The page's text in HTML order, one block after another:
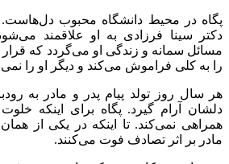
پگاه در محیط دانشگاه محبوب دل‌هاست.
دکتر سینا فرزادی به او علاقمند
مسائل سمانه و زندگی او می‌گردد که قرار
را به کلی فراموش می‌کند و دیگر او را
هر سال روز تولد پیام پدر و مادر به
دلشان آرام گیرد. پگاه برای اینکه خلوت
همراهی نمی‌کند. تا اینکه در یکی از
مادر بر اثر تصادف فوت می‌کنند.